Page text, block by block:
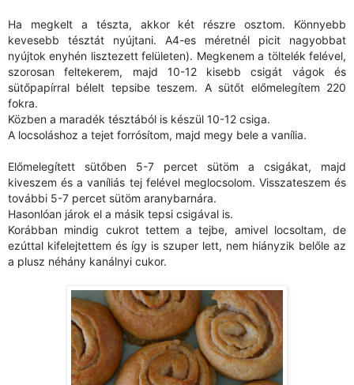
Ha megkelt a tészta, akkor két részre osztom. Könnyebb
kevesebb tésztát nyújtani. A4-es méretnél picit nagyobbat
nyújtok enyhén lisztezett felületen). Megkenem a töltelék felével,
szorosan feltekerem, majd 10-12 kisebb csigát vágok és
sütőpapírral bélelt tepsibe teszem. A sütőt előmelegítem 220
fokra.
Közben a maradék tésztából is készül 10-12 csiga.
A locsoláshoz a tejet forrósítom, majd megy bele a vanília.
Előmelegített sütőben 5-7 percet sütöm a csigákat, majd
kiveszem és a vaníliás tej felével meglocsolom. Visszateszem és
további 5-7 percet sütöm aranybarnára.
Hasonlóan járok el a másik tepsi csigával is.
Korábban mindig cukrot tettem a tejbe, amivel locsoltam, de
ezúttal kifelejtettem és így is szuper lett, nem hiányzik belőle az
a plusz néhány kanálnyi cukor.